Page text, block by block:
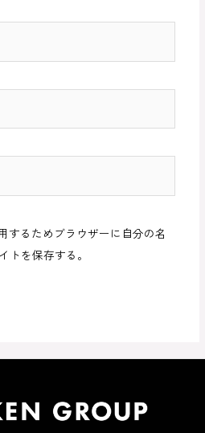
するためブラウザーに自分の名
トを保存する。